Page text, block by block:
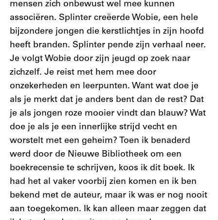
mensen zich onbewust wel mee kunnen
associëren. Splinter creëerde Wobie, een hele
bijzondere jongen die kerstlichtjes in zijn hoofd
heeft branden. Splinter pende zijn verhaal neer.
Je volgt Wobie door zijn jeugd op zoek naar
zichzelf. Je reist met hem mee door
onzekerheden en leerpunten. Want wat doe je
als je merkt dat je anders bent dan de rest? Dat
je als jongen roze mooier vindt dan blauw? Wat
doe je als je een innerlijke strijd vecht en
worstelt met een geheim? Toen ik benaderd
werd door de Nieuwe Bibliotheek om een
boekrecensie te schrijven, koos ik dit boek. Ik
had het al vaker voorbij zien komen en ik ben
bekend met de auteur, maar ik was er nog nooit
aan toegekomen. Ik kan alleen maar zeggen dat